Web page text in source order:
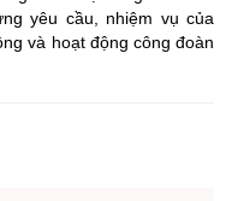
yêu cầu, nhiệm vụ của
và hoạt động công đoàn